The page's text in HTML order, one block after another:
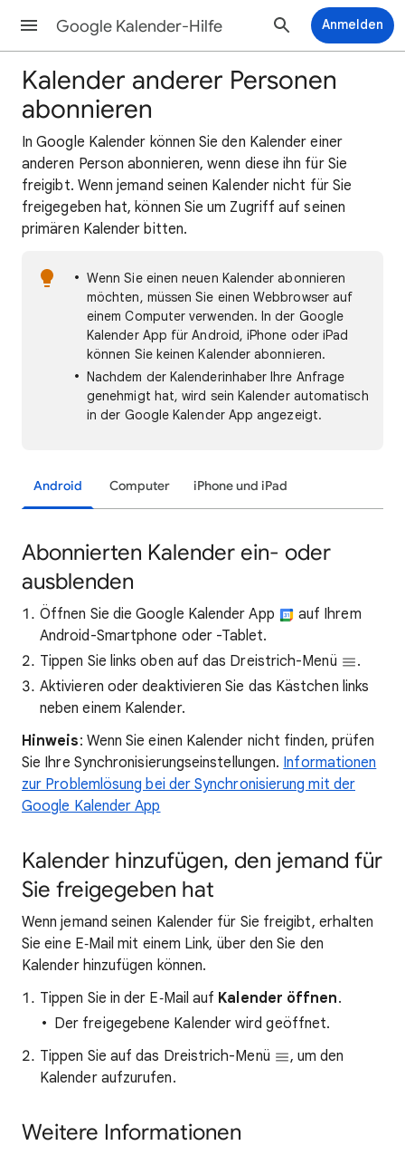
Google Kalender-Hilfe Anmelden
Kalender anderer Personen
abonnieren
In Google Kalender können Sie den Kalender einer
anderen Person abonnieren, wenn diese ihn für Sie
freigibt. Wenn jemand seinen Kalender nicht für Sie
freigegeben hat, können Sie um Zugriff auf seinen
primären Kalender bitten.
Wenn Sie einen neuen Kalender abonnieren
möchten, müssen Sie einen Webbrowser auf
einem Computer verwenden. In der Google
Kalender App für Android, iPhone oder iPad
können Sie keinen Kalender abonnieren.
Nachdem der Kalenderinhaber Ihre Anfrage
genehmigt hat, wird sein Kalender automatisch
in der Google Kalender App angezeigt.
Android Computer iPhone und iPad
Abonnierten Kalender ein- oder
ausblenden
Öffnen Sie die Google Kalender App
auf Ihrem
Android-Smartphone oder -Tablet.
Tippen Sie links oben auf das Dreistrich-Menü
.
Aktivieren oder deaktivieren Sie das Kästchen links
neben einem Kalender.
Hinweis: Wenn Sie einen Kalender nicht finden, prüfen
Sie Ihre Synchronisierungseinstellungen. Informationen
zur Problemlösung bei der Synchronisierung mit der
Google Kalender App
Kalender hinzufügen, den jemand für
Sie freigegeben hat
Wenn jemand seinen Kalender für Sie freigibt, erhalten
Sie eine E‑Mail mit einem Link, über den Sie den
Kalender hinzufügen können.
Tippen Sie in der E‑Mail auf Kalender öffnen.
Der freigegebene Kalender wird geöffnet.
Tippen Sie auf das Dreistrich-Menü
, um den
Kalender aufzurufen.
Weitere Informationen